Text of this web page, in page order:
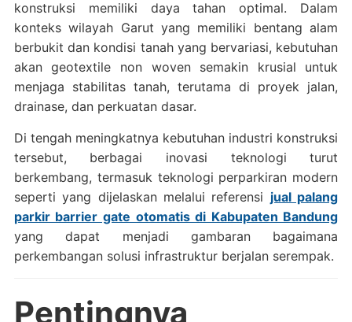
konstruksi memiliki daya tahan optimal. Dalam
konteks wilayah Garut yang memiliki bentang alam
berbukit dan kondisi tanah yang bervariasi, kebutuhan
akan geotextile non woven semakin krusial untuk
menjaga stabilitas tanah, terutama di proyek jalan,
drainase, dan perkuatan dasar.
Di tengah meningkatnya kebutuhan industri konstruksi
tersebut, berbagai inovasi teknologi turut
berkembang, termasuk teknologi perparkiran modern
seperti yang dijelaskan melalui referensi jual palang
parkir barrier gate otomatis di Kabupaten Bandung
yang dapat menjadi gambaran bagaimana
perkembangan solusi infrastruktur berjalan serempak.
Pentingnya